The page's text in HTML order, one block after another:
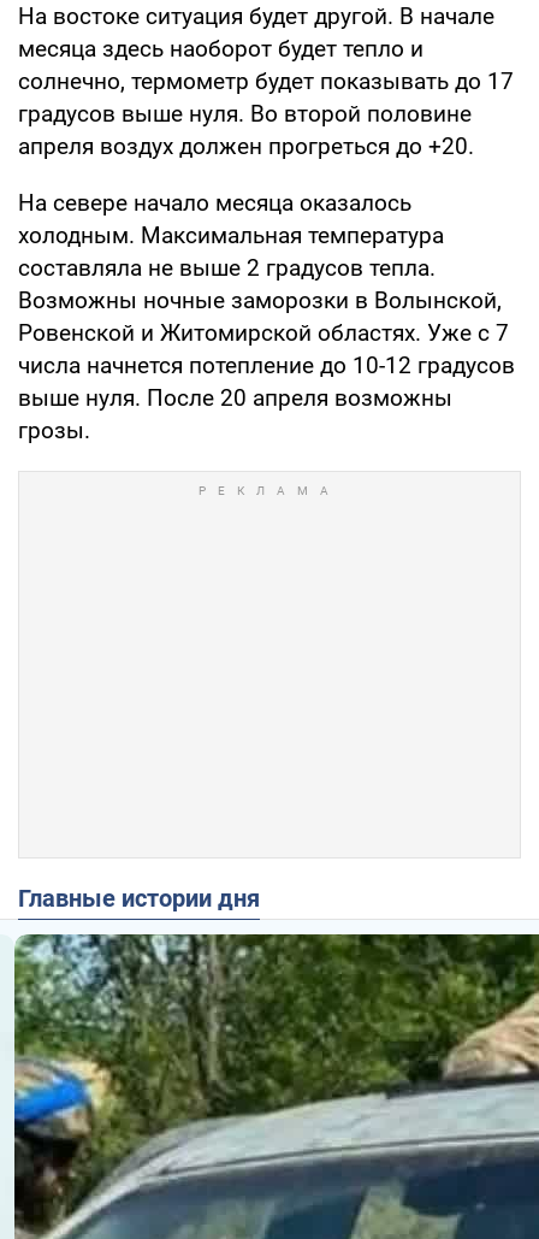
На востоке ситуация будет другой. В начале
месяца здесь наоборот будет тепло и
солнечно, термометр будет показывать до 17
градусов выше нуля. Во второй половине
апреля воздух должен прогреться до +20.
На севере начало месяца оказалось
холодным. Максимальная температура
составляла не выше 2 градусов тепла.
Возможны ночные заморозки в Волынской,
Ровенской и Житомирской областях. Уже с 7
числа начнется потепление до 10-12 градусов
выше нуля. После 20 апреля возможны
грозы.
Главные истории дня